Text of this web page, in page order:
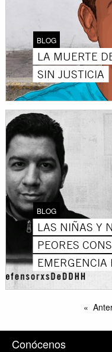
BLOG
LA MUERTE
SIN JUSTICIA
BLOG
LAS NIÑAS Y
PEORES
Conócenos